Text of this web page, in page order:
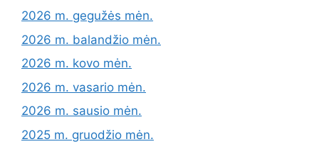
2026 m. gegužės mėn.
2026 m. balandžio mėn.
2026 m. kovo mėn.
2026 m. vasario mėn.
2026 m. sausio mėn.
2025 m. gruodžio mėn.